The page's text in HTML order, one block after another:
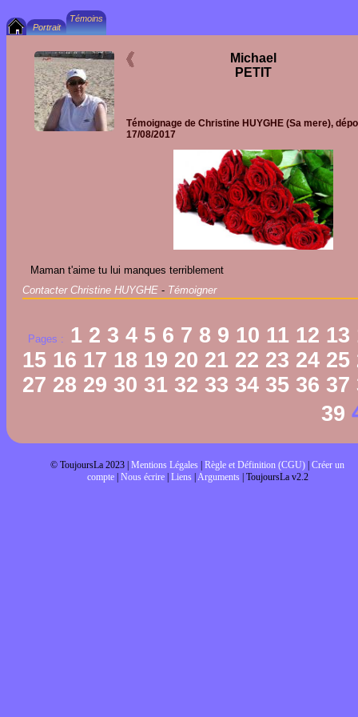
Michael
PETIT
Témoignage de Christine HUYGHE (Sa mere),
17/08/2017
Maman t'aime tu lui manques terriblement
Contacter Christine HUYGHE - Témoigner
Pages : 1 2 3 4 5 6 7 8 9 10 11 12 13
15 16 17 18 19 20 21 22 23 24 25
27 28 29 30 31 32 33 34 35 36 37
39
© ToujoursLa 2023 | Mentions Légales Règle et Définition (CGU) Créer un
compte| Nous écrire| Liens| Arguments| ToujoursLa v2.2